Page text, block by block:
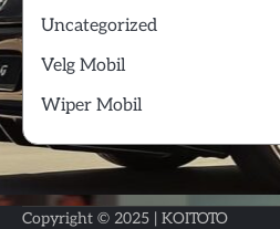
Uncategorized
Velg Mobil
Wiper Mobil
Copyright © 2025 | KOITOTO